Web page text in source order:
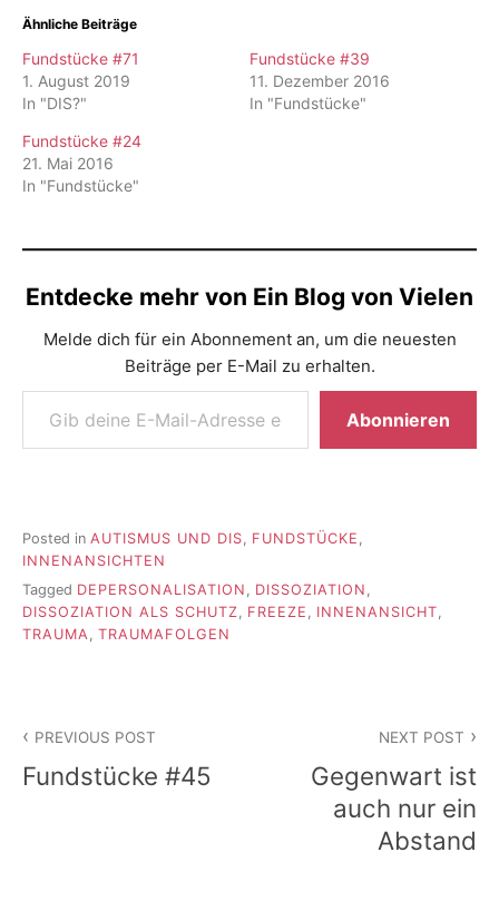
Ähnliche Beiträge
Fundstücke #71
1. August 2019
In "DIS?"
Fundstücke #39
11. Dezember 2016
In "Fundstücke"
Fundstücke #24
21. Mai 2016
In "Fundstücke"
Entdecke mehr von Ein Blog von Vielen
Melde dich für ein Abonnement an, um die neuesten
Beiträge per E-Mail zu erhalten.
Gib deine E-Mail-Adresse ein ...
Abonnieren
Posted in AUTISMUS UND DIS FUNDSTÜCKE
INNENANSICHTEN
Tagged DEPERSONALISATION , DISSOZIATION ,
DISSOZIATION ALS SCHUTZ, FREEZE , INNENANSICHT,
TRAUMA, TRAUMAFOLGEN
PREVIOUS POST
Fundstücke #45
NEXT POST
Gegenwart ist
auch nur ein
Abstand